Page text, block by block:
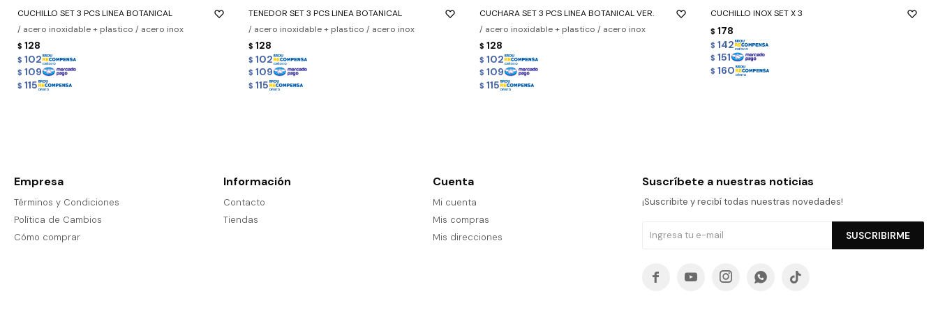
CUCHILLO SET 3 PCS LINEA BOTANICAL
/ acero inoxidable + plastico / acero inox
$ 128
$ 102
$ 109
$ 115
TENEDOR SET 3 PCS LINEA BOTANICAL
/ acero inoxidable + plastico / acero inox
$ 128
$ 102
$ 109
$ 115
CUCHARA SET 3 PCS LINEA BOTANICAL VER.
/ acero inoxidable + plastico / acero inox
$ 128
$ 102
$ 109
$ 115
CUCHILLO INOX SET X 3
$ 178
$ 142
$ 151
$ 160
Empresa
Términos y Condiciones
Política de Cambios
Cómo comprar
Información
Contacto
Tiendas
Cuenta
Mi cuenta
Mis compras
Mis direcciones
Suscríbete a nuestras noticias
¡Suscribite y recibí todas nuestras novedades!
SUSCRIBIRME
    